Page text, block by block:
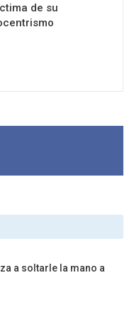
de su
a soltarle la mano a